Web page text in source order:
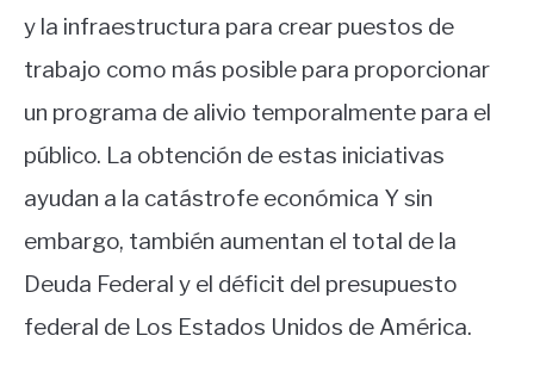
y la infraestructura para crear puestos de
trabajo como más posible para proporcionar
un programa de alivio temporalmente para el
público. La obtención de estas iniciativas
ayudan a la catástrofe económica Y sin
embargo, también aumentan el total de la
Deuda Federal y el déficit del presupuesto
federal de Los Estados Unidos de América.